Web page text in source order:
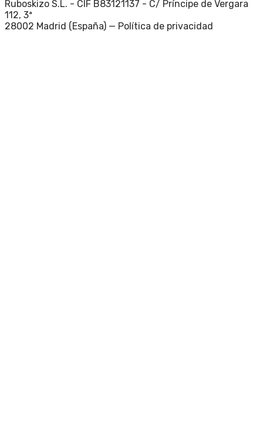
Ruboskizo S.L. - CIF B83121137 - C/ Príncipe de Vergara
112, 3ª
28002 Madrid (España) — Política de privacidad